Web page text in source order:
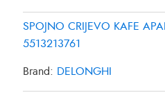
SPOJNO CRIJEVO KAFE
5513213761
Brand: DELONGHI